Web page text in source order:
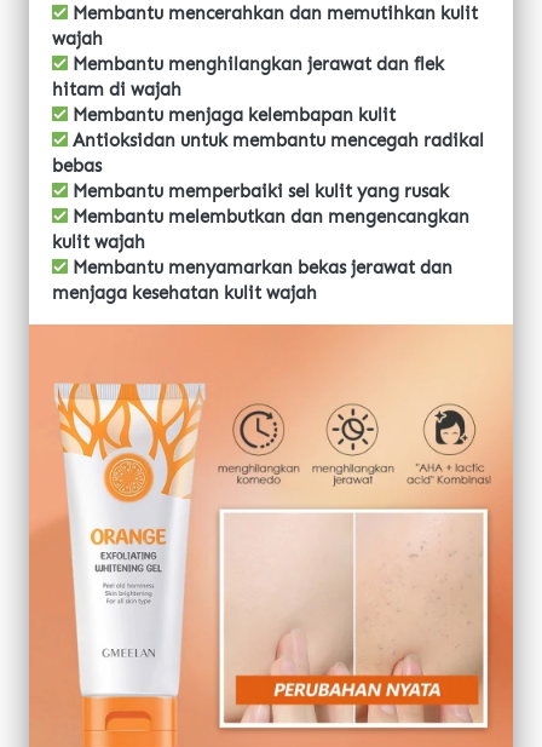
Membantu mencerahkan dan memutihkan kulit
wajah
Membantu menghilangkan jerawat dan flek
hitam di wajah
Membantu menjaga kelembapan kulit
Antioksidan untuk membantu mencegah radikal
bebas
Membantu memperbaiki sel kulit yang rusak
Membantu melembutkan dan mengencangkan
kulit wajah
Membantu menyamarkan bekas jerawat dan
menjaga kesehatan kulit wajah